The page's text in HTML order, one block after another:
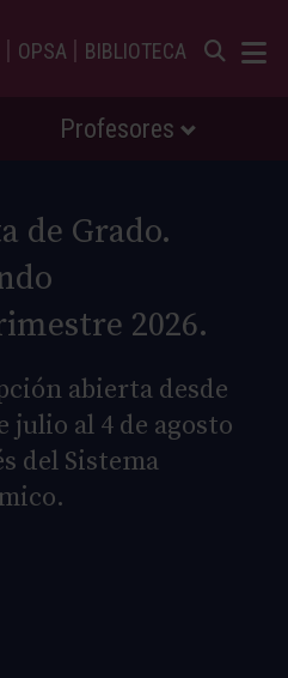
| OPSA | BIBLIOTECA
Profesores
de Grado.
2026.
abierta desde
julio al 4 de agosto
del Sistema